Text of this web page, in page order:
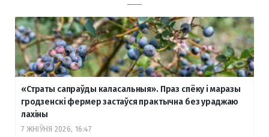
«Страты сапраўды каласальныя». Праз спёку і маразы
гродзенскі фермер застаўся практычна без ураджаю
лахіны
7 ЖНІЎНЯ 2026, 16:47